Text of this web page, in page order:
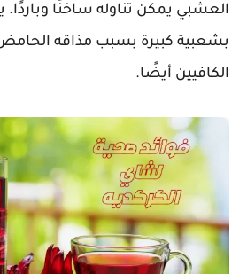
العشبي يمكن تناوله ساخنًا
بشعبية كبيرة بسبب مذاقه
الكافيين أيضًا.